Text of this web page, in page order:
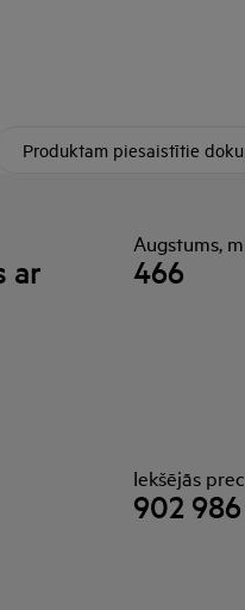
Produktam piesaistītie
ar
Augstums,
466
Iekšējās
902